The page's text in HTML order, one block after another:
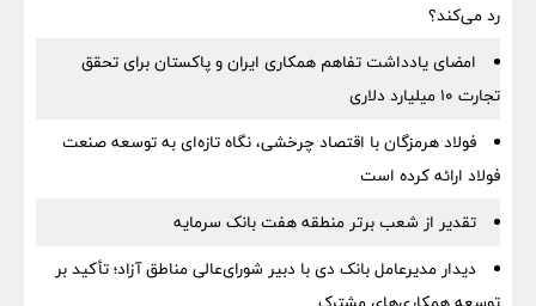
رد می‌کند؟
امضای یادداشت تفاهم همکاری ایران و پاکستان برای تحقق
تجارت ۱۰ میلیارد دلاری
فولاد هرمزگان با اقتصاد چرخشی، نگاه تازه‌ای به توسعه صنعت
فولاد ارائه کرده است
تقدیر از شعب برتر منطقه هفت بانک سرمایه
دیدار مدیرعامل بانک دی با دبیر شورای‌عالی مناطق آزاد؛ تأکید بر